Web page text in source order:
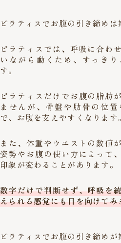
ピラティスでお腹の引き締めは
ピラティスでは、呼吸に合わ
いながら動くため、すっき
す。
ピラティスだけでお腹の脂肪
ませんが、骨盤や肋骨の位
で、お腹を支えやすくなります。
また、体重やウエストの数値
姿勢やお腹の使い方によって
印象が変わることがあります。
数字だけで判断せず、呼吸を
えられる感覚にも目を向けてみ
ピラティスでお腹の引き締めが